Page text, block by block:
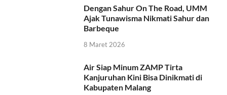
Dengan Sahur On The Road, UMM
Ajak Tunawisma Nikmati Sahur dan
Barbeque
8 Maret 2026
Air Siap Minum ZAMP Tirta
Kanjuruhan Kini Bisa Dinikmati di
Kabupaten Malang